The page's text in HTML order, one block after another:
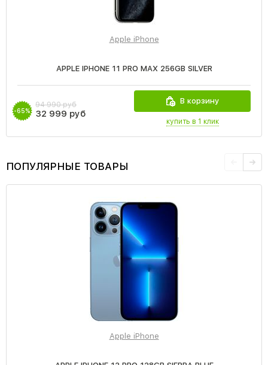
Apple iPhone
APPLE IPHONE 11 PRO MAX 256GB SILVER
-65%
94 990 руб
32 999 руб
В корзину
купить в 1 клик
ПОПУЛЯРНЫЕ ТОВАРЫ
Apple iPhone